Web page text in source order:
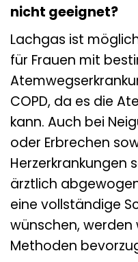
nicht geeignet?
Lachgas ist
für Frauen mit
COPD, da es die
kann. Auch bei
oder Erbrechen
Herzerkrankungen
ärztlich
eine vollständige
wünschen,
Methoden